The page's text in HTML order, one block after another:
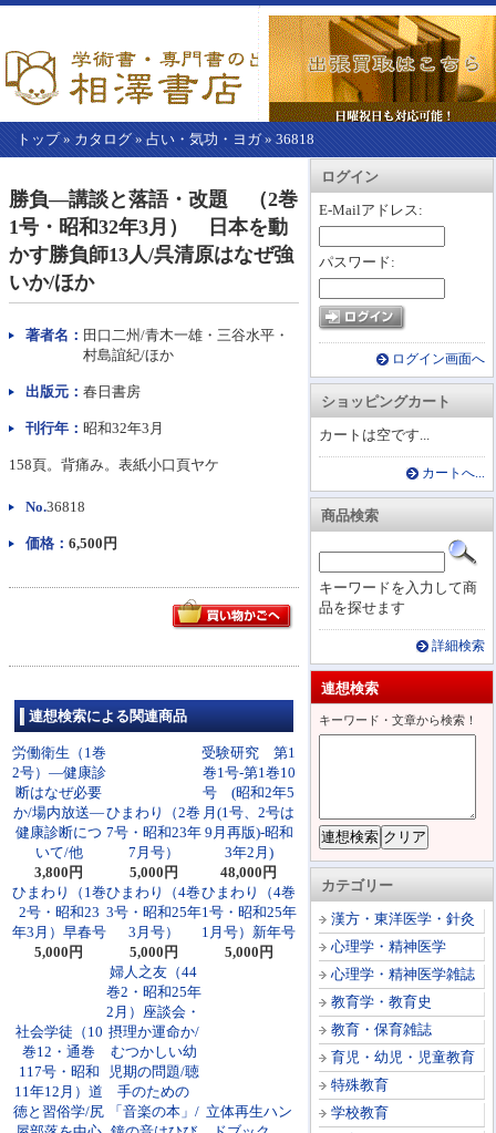
トップ» カタログ » 占い・気功・ヨガ» 36818
カートを見る
ログイン
E-Mailアドレス:
パスワード:
ログイン画面へ
ショッピングカート
カートは空です...
カートへ...
商品検索
キーワードを入力して商
品を探せます
詳細検索
連想検索
キーワード・文章から検索！
カテゴリー
漢方・東洋医学・針灸
心理学・精神医学
心理学・精神医学雑誌
教育学・教育史
教育・保育雑誌
育児・幼児・児童教育
特殊教育
学校教育
こ
か
ら
本
文】
勝負―講談と落語・改題 （2巻
1号・昭和32年3月） 日本を動
かす勝負師13人/呉清原はなぜ強
いか/ほか
著者名： 田口二州/青木一雄・三谷水平・
村島誼紀/ほか
出版元： 春日書房
刊行年： 昭和32年3月
158頁。背痛み。表紙小口頁ヤケ
No.36818
価格： 6,500円
連想検索による関連商品
労働衛生（1巻
2号）―健康診
断はなぜ必要
か/場内放送―
健康診断につ
いて/他
3,800円
ひまわり（2巻
7号・昭和23年
7月号）
5,000円
受験研究 第1
巻1号-第1巻10
号 (昭和2年5
月(1号、2号は
9月再版)-昭和
3年2月)
48,000円
ひまわり（1巻
2号・昭和23
年3月）早春号
5,000円
ひまわり（4巻
3号・昭和25年
3月号）
5,000円
ひまわり（4巻
1号・昭和25年
1月号）新年号
5,000円
社会学徒（10
巻12・通巻
117号・昭和
11年12月）道
徳と習俗学/尻
婦人之友（44
巻2・昭和25年
2月）座談会・
摂理か運命か/
むつかしい幼
児期の問題/聴
手のための
「音楽の本」/ 立体再生ハン